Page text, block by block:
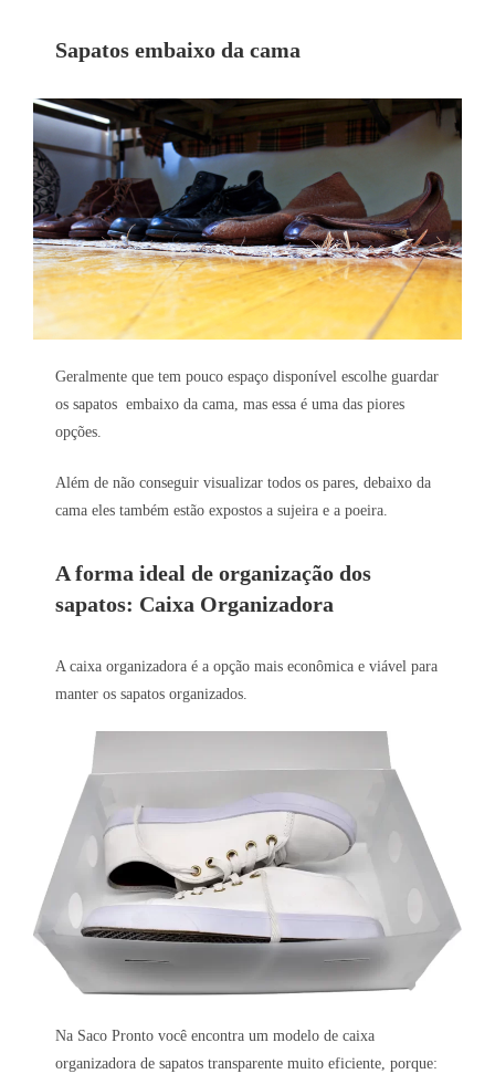
Sapatos embaixo da cama
Geralmente que tem pouco espaço disponível escolhe guardar
os sapatos embaixo da cama, mas essa é uma das piores
opções.
Além de não conseguir visualizar todos os pares, debaixo da
cama eles também estão expostos a sujeira e a poeira.
A forma ideal de organização dos
sapatos: Caixa Organizadora
A caixa organizadora é a opção mais econômica e viável para
manter os sapatos organizados.
Na Saco Pronto você encontra um modelo de caixa
organizadora de sapatos transparente muito eficiente, porque: